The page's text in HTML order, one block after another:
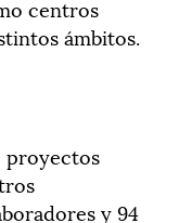
centros
ámbitos.
proyectos
y 94